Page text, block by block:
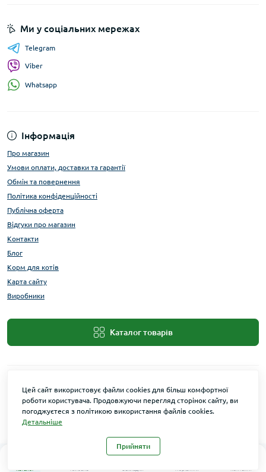
Каталог Головна Закладки
0
Порівняти Контакти
Інформація
Про магазин
Умови оплати, доставки та гарантії
Обмін та повернення
Політика конфіденційності
Публічна оферта
Відгуки про магазин
Контакти
Блог
Корм для котів
Карта сайту
Виробники
Каталог товарів
Ми у соціальних мережах
Telegram
Viber
Whatsapp
Цей сайт використовує файли cookies для більш комфортної
роботи користувача. Продовжуючи перегляд сторінок сайту, ви
погоджуєтеся з політикою використання файлів cookies.
Детальніше
Прийняти